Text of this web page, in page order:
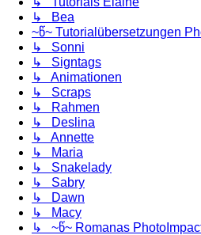
↳ Bea
~წ~ Tutorialübersetzungen
↳ Sonni
↳ Signtags
↳ Animationen
↳ Scraps
↳ Rahmen
↳ Deslina
↳ Annette
↳ Maria
↳ Snakelady
↳ Sabry
↳ Dawn
↳ Macy
↳ ~წ~ Romanas